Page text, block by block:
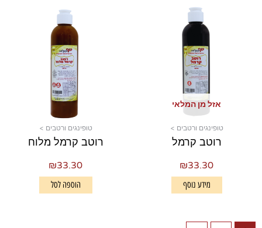
אזל מן המלאי
טופינגים ורטבים >
רוטב קרמל
₪33.30
מידע נוסף
טופינגים ורטבים >
רוטב קרמל מלוח
₪33.30
הוספה לסל